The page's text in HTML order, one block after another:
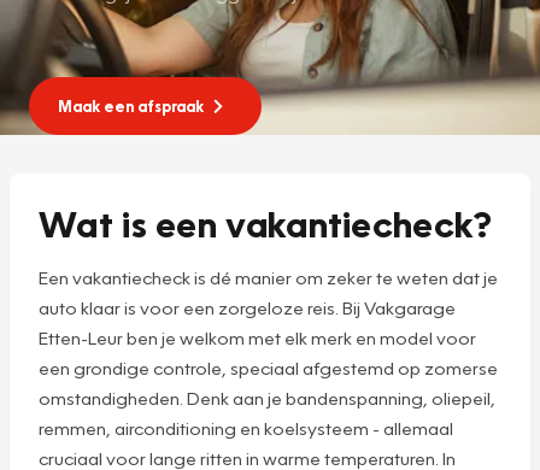
Maak een afspraak
Wat is een vakantiecheck?
Een vakantiecheck is dé manier om zeker te weten dat je
auto klaar is voor een zorgeloze reis. Bij Vakgarage
Etten-Leur ben je welkom met elk merk en model voor
een grondige controle, speciaal afgestemd op zomerse
omstandigheden. Denk aan je bandenspanning, oliepeil,
remmen, airconditioning en koelsysteem - allemaal
cruciaal voor lange ritten in warme temperaturen. In